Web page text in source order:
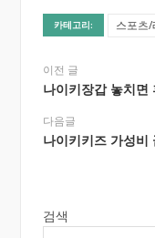
카테고리: 스포츠/
이전 글
나이키장갑 놓치면
다음글
나이키키즈 가성비
검색